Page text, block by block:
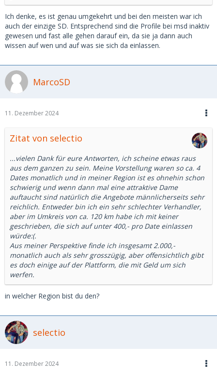
Ich denke, es ist genau umgekehrt und bei den meisten war ich
auch der einzige SD. Entsprechend sind die Profile bei msd inaktiv
gewesen und fast alle gehen darauf ein, da sie ja dann auch
wissen auf wen und auf was sie sich da einlassen.
MarcoSD
11. Dezember 2024
Zitat von selectio
...vielen Dank für eure Antworten, ich scheine etwas raus
aus dem ganzen zu sein. Meine Vorstellung waren so ca. 4
Dates monatlich und in meiner Region ist es ohnehin schon
schwierig und wenn dann mal eine attraktive Dame
auftaucht sind natürlich die Angebote männlicherseits sehr
reichlich. Entweder bin ich ein sehr schlechter Verhandler,
aber im Umkreis von ca. 120 km habe ich mit keiner
geschrieben, die sich auf unter 400,- pro Date einlassen
würde:(.
Aus meiner Perspektive finde ich insgesamt 2.000,-
monatlich auch als sehr grosszügig, aber offensichtlich gibt
es doch einige auf der Plattform, die mit Geld um sich
werfen.
in welcher Region bist du den?
selectio
11. Dezember 2024